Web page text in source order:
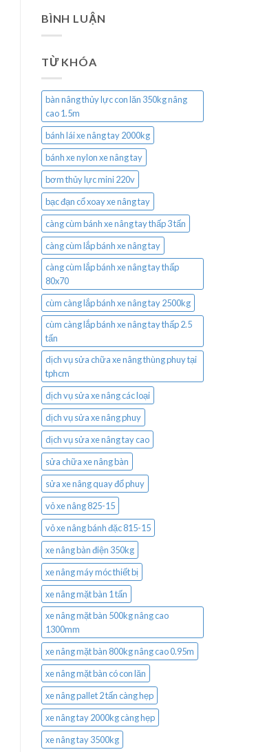
BÌNH LUẬN
TỪ KHÓA
bàn nâng thủy lực con lăn 350kg nâng
cao 1.5m
bánh lái xe nâng tay 2000kg
bánh xe nylon xe nâng tay
bơm thủy lực mini 220v
bạc đạn cổ xoay xe nâng tay
càng cùm bánh xe nâng tay thấp 3 tấn
càng cùm lắp bánh xe nâng tay
càng cùm lắp bánh xe nâng tay thấp
80x70
cùm càng lắp bánh xe nâng tay 2500kg
cùm càng lắp bánh xe nâng tay thấp 2.5
tấn
dịch vụ sửa chữa xe nâng thùng phuy tại
tphcm
dịch vụ sửa xe nâng các loại
dịch vụ sửa xe nâng phuy
dịch vụ sửa xe nâng tay cao
sửa chữa xe nâng bàn
sửa xe nâng quay đổ phuy
vỏ xe nâng 825-15
vỏ xe nâng bánh đặc 815-15
xe nâng bàn điện 350kg
xe nâng máy móc thiết bị
xe nâng mặt bàn 1 tấn
xe nâng mặt bàn 500kg nâng cao
1300mm
xe nâng mặt bàn 800kg nâng cao 0.95m
xe nâng mặt bàn có con lăn
xe nâng pallet 2 tấn càng hẹp
xe nâng tay 2000kg càng hẹp
xe nâng tay 3500kg